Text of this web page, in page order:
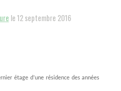
le 12 septembre 2016
étage d’une résidence des années